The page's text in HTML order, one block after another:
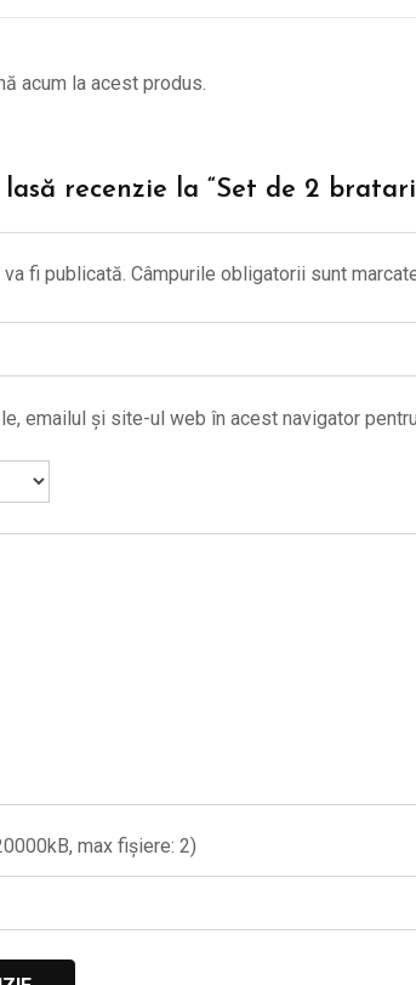
acum la acest produs.
recenzie la “Set de 2
fi publicată. Câmpurile obligatorii sunt
emailul și site-ul web în acest navigator
max fișiere: 2)